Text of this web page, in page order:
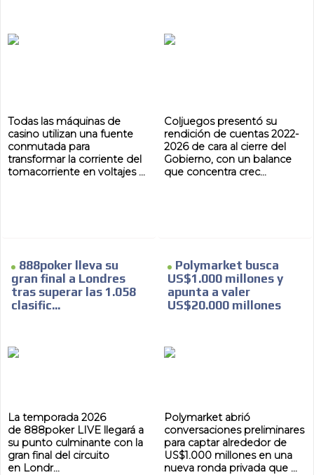
Todas las máquinas de
casino utilizan una fuente
conmutada para
transformar la corriente del
tomacorriente en voltajes ...
Coljuegos presentó su
rendición de cuentas 2022-
2026 de cara al cierre del
Gobierno, con un balance
que concentra crec...
888poker lleva su
gran final a Londres
tras superar las 1.058
clasific...
La temporada 2026
de 888poker LIVE llegará a
su punto culminante con la
gran final del circuito
en Londr...
Polymarket busca
US$1.000 millones y
apunta a valer
US$20.000 millones
Polymarket abrió
conversaciones preliminares
para captar alrededor de
US$1.000 millones en una
nueva ronda privada que ...